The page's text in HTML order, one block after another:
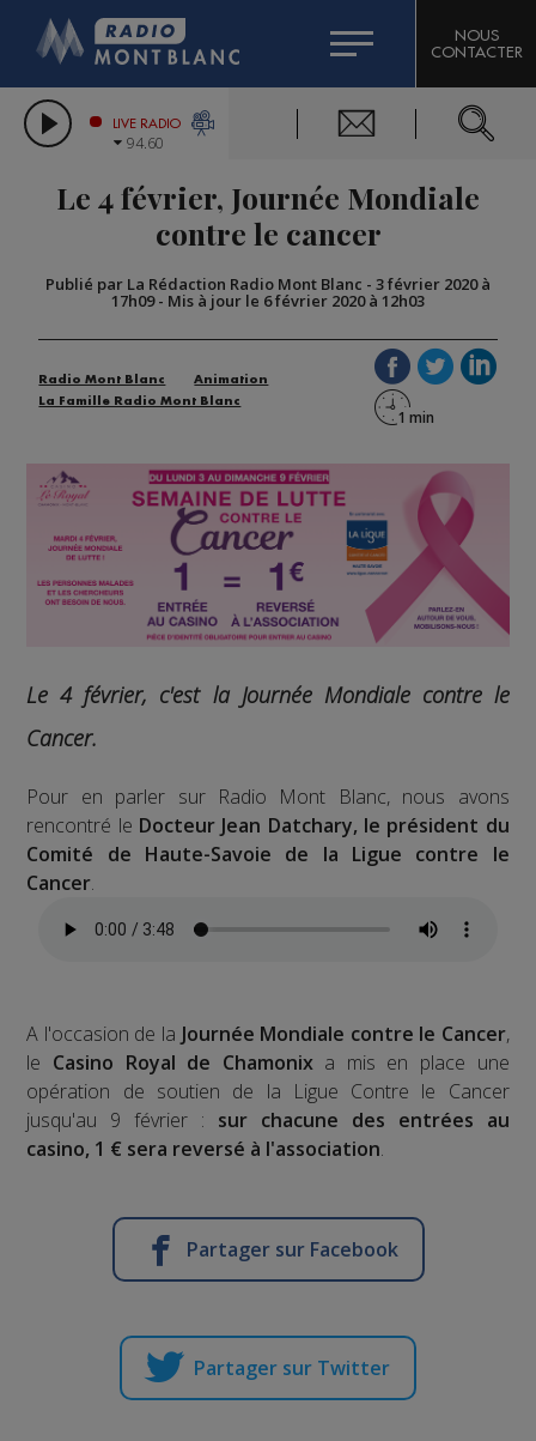
LES CHRONIQUES DE L'EXPERT
CITIZEN MACHINERY
GRAND MASSIF DOMAINES SKIABLES
BIGARD
COMPAGNIE DU MONT-BLANC
NOUS
CONTACTER
LIVE RADIO
94.60
Le 4 février, Journée Mondiale
contre le cancer
Publié par La Rédaction Radio Mont Blanc - 3 février 2020 à
17h09- Mis à jour le 6 février 2020 à 12h03
Radio Mont Blanc
Animation
La Famille Radio Mont Blanc
Le 4 février, c'est la Journée Mondiale contre le
Cancer.
Pour en parler sur Radio Mont Blanc, nous avons
rencontré le Docteur Jean Datchary, le président du
Comité de Haute-Savoie de la Ligue contre le
Cancer.
A l'occasion de la Journée Mondiale contre le Cancer,
le Casino Royal de Chamonixa mis en place une
opération de soutien de la Ligue Contre le Cancer
jusqu'au 9 février : sur chacune des entrées au
casino, 1 € sera reversé à l'association.
Partager sur Facebook
Partager sur Twitter